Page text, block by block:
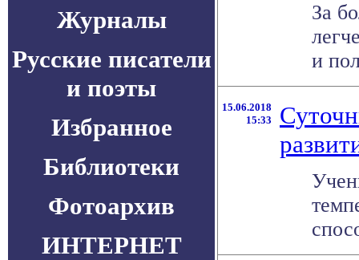
Журналы
Русские писатели
и поэты
Избранное
Библиотеки
Фотоархив
ИНТЕРНЕТ
За
и
15.06.2018
15:33